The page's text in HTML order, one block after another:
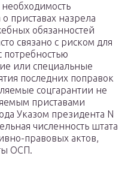
приставах назрела
обязанностей
связано с риском для
потребностью
или специальные
последних поправок
соцгарантии не
приставами
Указом президента N
численность штата
правовых актов,
ОСП.